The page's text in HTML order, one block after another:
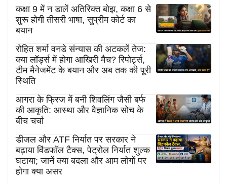
कक्षा 9 में न डालें अतिरिक्त बोझ, कक्षा 6 से
शुरू होगी तीसरी भाषा, सुप्रीम कोर्ट का
बयान
रोहित शर्मा वनडे संन्यास की अटकलें तेज:
क्या लॉर्ड्स में होगा आखिरी मैच? रिपोर्ट्स,
टीम मैनेजमेंट के बयान और अब तक की पूरी
स्थिति
आगरा के फ्रिज में बनी शिवलिंग जैसी बर्फ
की आकृति: आस्था और वैज्ञानिक सोच के
बीच चर्चा
डीजल और ATF निर्यात पर सरकार ने
बढ़ाया विंडफॉल टैक्स, पेट्रोल निर्यात शुल्क
घटाया; जानें क्या बदला और आम लोगों पर
होगा क्या असर